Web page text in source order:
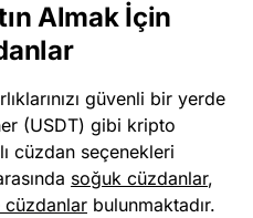
Almak İçin
güvenli bir yerde
(USDT) gibi kripto
cüzdan seçenekleri
soğuk cüzdanlar,
cüzdanlar bulunmaktadır.